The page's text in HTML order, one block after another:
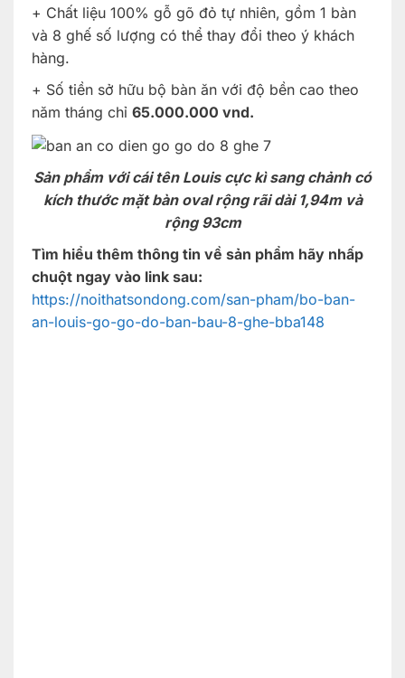
+ Chất liệu 100% gỗ gõ đỏ tự nhiên, gồm 1 bàn
và 8 ghế số lượng có thể thay đổi theo ý khách
hàng.
+ Số tiền sở hữu bộ bàn ăn với độ bền cao theo
năm tháng chỉ 65.000.000 vnd.
Sản phẩm với cái tên Louis cực kì sang chảnh có
kích thước mặt bàn oval rộng rãi dài 1,94m và
rộng 93cm
Tìm hiểu thêm thông tin về sản phẩm hãy nhấp
chuột ngay vào link sau:
https://noithatsondong.com/san-pham/bo-ban-
an-louis-go-go-do-ban-bau-8-ghe-bba148